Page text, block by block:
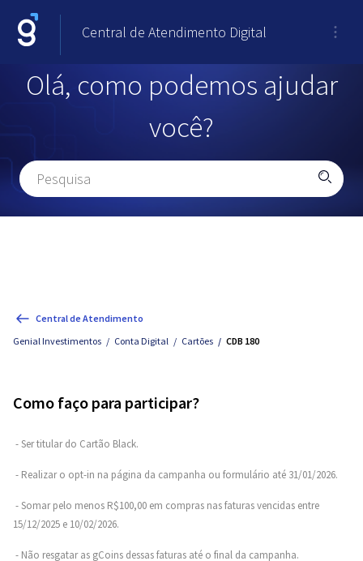
Central de Atendimento Digital
Olá, como podemos ajudar
você?
Central de Atendimento
Genial Investimentos
Conta Digital Cartões CDB 180
Como faço para participar?
- Ser titular do Cartão Black.
- Realizar o opt-in na página da campanha ou formulário até 31/01/2026.
- Somar pelo menos R$100,00 em compras nas faturas vencidas entre
15/12/2025 e 10/02/2026.
- Não resgatar as gCoins dessas faturas até o final da campanha.